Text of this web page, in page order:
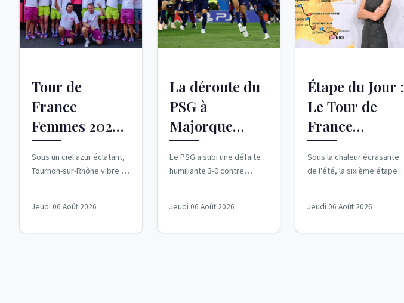
Tour de
France
Femmes 2026 :
Kim Le Court
triomphe sur
Tournon-sur-
Sous un ciel azur éclatant,
Tournon-sur-Rhône vibre ce
Femmes a...
Jeudi 06 Août 2026
La déroute du
PSG à
Majorque
marque un
début de
compliqué
Le PSG a subi une défaite
humiliante 3-0 contre
Jeudi 06 Août 2026
Étape du Jour :
Le Tour de
France
Femmes 2026
en Direct
Sous la chaleur écrasante
de l'été, la sixième étape
contours...
Jeudi 06 Août 2026